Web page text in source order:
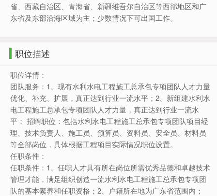
省、西藏自治区、青海省、新疆维吾尔自治区等西部地区和广
东省及东部沿海区域为主；少数情况下可出国工作。
职位描述
职位详情：
团队服务：1、现有水利水电工程施工总承包专项团队人才力量
优化、补充、扩展，真正达到行业一流水平；2、新组建水利水
电工程施工总承包专项团队人才力量，真正达到行业一流水
平； 招聘职位：包括水利水电工程施工总承包专项团队项目经
理、技术负责人、施工员、预算员、资料员、安全员、材料员
等全部岗位，具体根据工程项目实际情况职位设置。
任职条件：
任职条件：1、任职人才具有所在岗位所需优秀品德和卓越技术
管理才能，满足组织创造一流水利水电工程施工总承包专项团
队的基本素养和任职资格；2、户籍所在地为广东省范围内；